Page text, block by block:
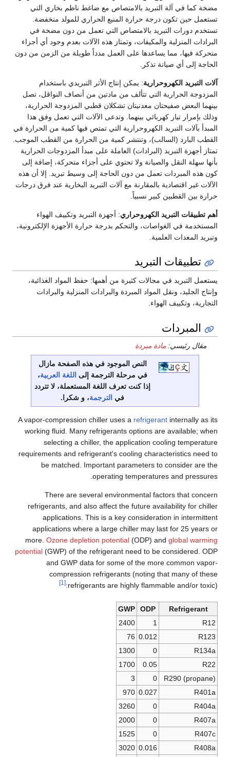
مضخة كما في آلة التبريد بالامتصاص مع ضاغط ناظم بخاري التي
تستعمل حين تكون درجة حرارة المنبع الحراري للمولد منخفضة.
تستخدم دورات التبريد بالامتصاص التي تعمل من دون مضخة في
البرادات المنزلية والمكيفات، وتمتاز هذه الآلات بعدم وجود أي أجزاء
متحركة فيها، مما يساعدها على العمل مدداً طويلة من الزمن من دون
الحاجة إلى أي صيانة تذكر.
آلات التبريد الكهروحرارية: يمكن إنتاج الأثر التبريدي باستخدام
المزدوجة الحرارية التي تتألف من مادتين من أنصاف النواقل، تصل
بينهما البعض صفيحتان معدنيتان تشكلان قطبي المزدوجة الحرارية،
وذلك بإمرار تيار كهربائي بينهما. وتدعى الآلات التي تعمل وفق هذا
المبدأ بآلات التبريد الكهروحرارية التي تمتص فيها كمية من الحرارة في
القطب البارد (السالب)، وتنتشر كمية من الحرارة من القطب الموجب.
تمتاز أجهزة التبريد (البرادات) العاملة على مبدأ المزدوجات الحرارية
بأنها سهلة النقل والصيانة ولا تحتوي على أجزاء متحركة، إضافة إلى
كون هذه المبردات تعمل من دون الحاجة إلى وسيط تبريد. إلا أن هذه
الآلات غير اقتصادية بالمقارنة مع آلات التبريد البخارية عند فرق درجات
حرارة بين القطبين كبير نسبياً.
أهم تطبيقات التبريد الكهروحراري: أجهزة التبريد وتكييف الهواء
المستخدمة في الغواصات، والتحكم بدرجة حرارة الأجهزة الإلكترونية،
وتبريد المعدات العلمية.
تطبيقات التبريد
يستعمل التبريد في مجالات كثيرة من أهمها: حفظ المواد الغذائية،
وإنتاج الجليد، ونقل المواد المبردة والبرادات المنزلية والبرادات
التجارية، وتكييف الهواء.
المبردات
مقال رئيسي:مادة مبردة
النص الموجود في هذه الصفحة مازال
في مرحلة الترجمة إلى اللغة العربية،
إذا كنت تعرف اللغة المستعملة، لا تتردد
في الترجمة، و شكرا.
A vapor-compression chiller uses a refrigerant internally as its
working fluid. Many refrigerants options are available; when
selecting a chiller, the application cooling temperature
requirements and refrigerant's cooling characteristics need to
be matched. Important parameters to consider are the
operating temperatures and pressures.
There are several environmental factors that concern
refrigerants, and also affect the future availability for chiller
applications. This is a key consideration in intermittent
applications where a large chiller may last for 25 years or
more. Ozone depletion potential (ODP) and global warming
potential (GWP) of the refrigerant need to be considered. ODP
and GWP data for some of the more common vapor-
compression refrigerants (noting that many of these
refrigerants are highly flammable and/or toxic):
[1]
Refrigerant
ODP
GWP
R12
1
2400
R123
0.012
76
R134a
0
1300
R22
0.05
1700
R290 (propane)
0
3
R401a
0.027
970
R404a
0
3260
R407a
0
2000
R407c
0
1525
R408a
0.016
3020